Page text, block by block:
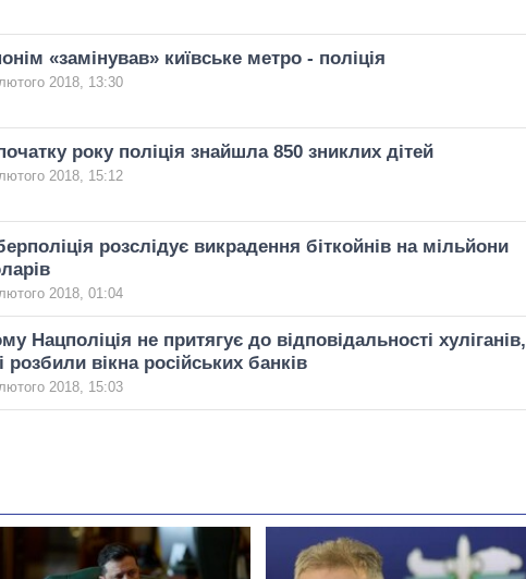
«замінував» київське метро - поліція
2018, 13:30
року поліція знайшла 850 зниклих дітей
2018, 15:12
розслідує викрадення біткойнів на мільйони
2018, 01:04
Нацполіція не притягує до відповідальності хуліганів,
розбили вікна російських банків
2018, 15:03